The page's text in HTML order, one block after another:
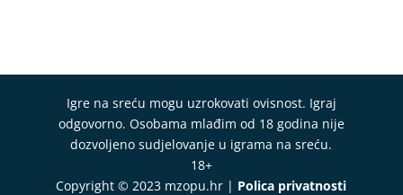
Igre na sreću mogu uzrokovati ovisnost. Igraj
odgovorno. Osobama mlađim od 18 godina nije
dozvoljeno sudjelovanje u igrama na sreću.
18+
Copyright © 2023 mzopu.hr | Polica privatnosti